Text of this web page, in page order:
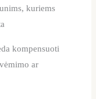
kuriems
kompensuoti
ar